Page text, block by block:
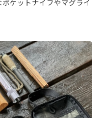
ケットナイフやマグライ